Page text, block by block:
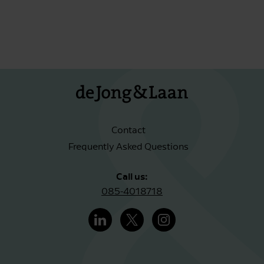
Contact
Frequently Asked Questions
Call us:
085-4018718